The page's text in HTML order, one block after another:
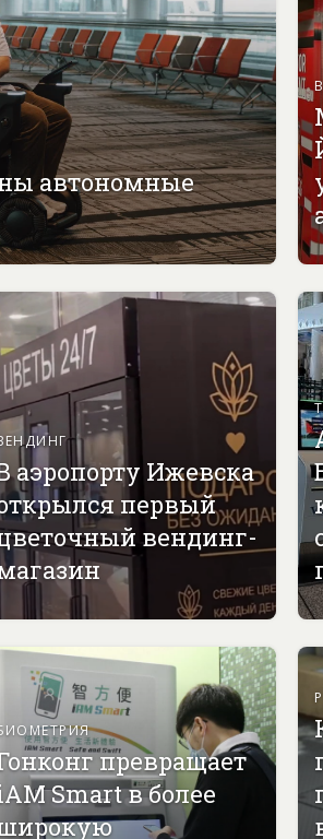
автономные
аэропорту Ижевска
первый
вендинг-
превращает
Smart в более